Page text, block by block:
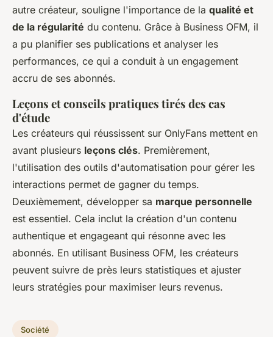
autre créateur, souligne l'importance de la qualité et
de la régularité du contenu. Grâce à Business OFM, il
a pu planifier ses publications et analyser les
performances, ce qui a conduit à un engagement
accru de ses abonnés.
Leçons et conseils pratiques tirés des cas
d'étude
Les créateurs qui réussissent sur OnlyFans mettent en
avant plusieurs leçons clés. Premièrement,
l'utilisation des outils d'automatisation pour gérer les
interactions permet de gagner du temps.
Deuxièmement, développer sa marque personnelle
est essentiel. Cela inclut la création d'un contenu
authentique et engageant qui résonne avec les
abonnés. En utilisant Business OFM, les créateurs
peuvent suivre de près leurs statistiques et ajuster
leurs stratégies pour maximiser leurs revenus.
Société